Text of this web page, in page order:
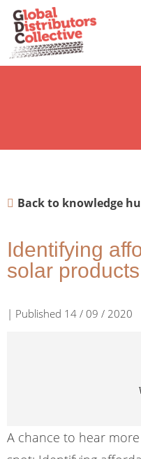
Back to knowledge
Identifying
solar
| Published 14 / 09 / 2020
A chance to hear